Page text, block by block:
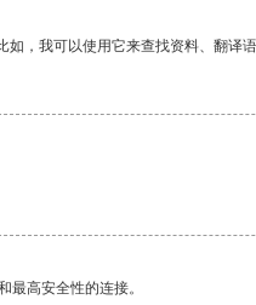
，我可以使用它来查找资料、翻译语
最高安全性的连接。